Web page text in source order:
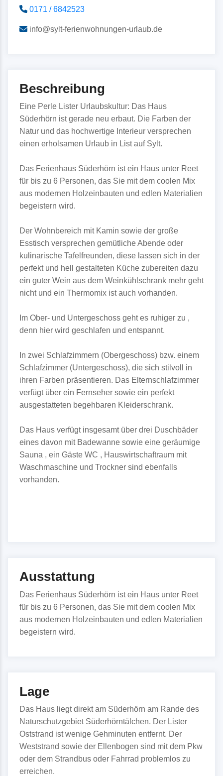
0171 / 6842523
info@sylt-ferienwohnungen-urlaub.de
Beschreibung
Eine Perle Lister Urlaubskultur: Das Haus
Süderhörn ist gerade neu erbaut. Die Farben der
Natur und das hochwertige Interieur versprechen
einen erholsamen Urlaub in List auf Sylt.
Das Ferienhaus Süderhörn ist ein Haus unter Reet
für bis zu 6 Personen, das Sie mit dem coolen Mix
aus modernen Holzeinbauten und edlen Materialien
begeistern wird.
Der Wohnbereich mit Kamin sowie der große
Esstisch versprechen gemütliche Abende oder
kulinarische Tafelfreunden, diese lassen sich in der
perfekt und hell gestalteten Küche zubereiten dazu
ein guter Wein aus dem Weinkühlschrank mehr geht
nicht und ein Thermomix ist auch vorhanden.
Im Ober- und Untergeschoss geht es ruhiger zu ,
denn hier wird geschlafen und entspannt.
In zwei Schlafzimmern (Obergeschoss) bzw. einem
Schlafzimmer (Untergeschoss), die sich stilvoll in
ihren Farben präsentieren. Das Elternschlafzimmer
verfügt über ein Fernseher sowie ein perfekt
ausgestatteten begehbaren Kleiderschrank.
Das Haus verfügt insgesamt über drei Duschbäder
eines davon mit Badewanne sowie eine geräumige
Sauna , ein Gäste WC , Hauswirtschaftraum mit
Waschmaschine und Trockner sind ebenfalls
vorhanden.
Ausstattung
Das Ferienhaus Süderhörn ist ein Haus unter Reet
für bis zu 6 Personen, das Sie mit dem coolen Mix
aus modernen Holzeinbauten und edlen Materialien
begeistern wird.
Lage
Das Haus liegt direkt am Süderhörn am Rande des
Naturschutzgebiet Süderhörntälchen. Der Lister
Oststrand ist wenige Gehminuten entfernt. Der
Weststrand sowie der Ellenbogen sind mit dem Pkw
oder dem Strandbus oder Fahrrad problemlos zu
erreichen.